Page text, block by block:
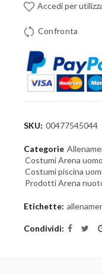
Accedi per
Confronta
SKU: 00477545044
Categorie
Costumi Arena
Costumi piscina
Prodotti Arena
Etichette:
Condividi